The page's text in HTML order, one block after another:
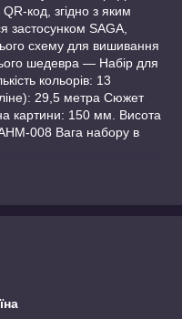
код, згідно з яким
застосунком SAGA,
схему для вишивання
шедевра — Набір для
кольорів: 13
29,5 метра Сюжет
картини: 150 мм. Висота
008 Вага набору в